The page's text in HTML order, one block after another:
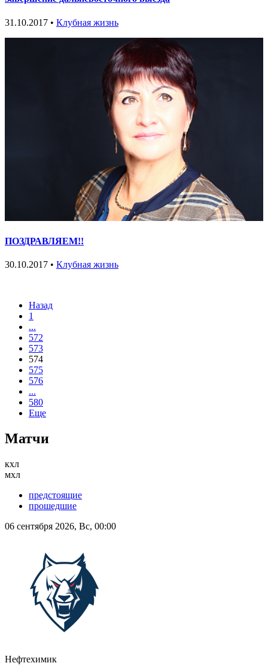
31.10.2017 • Клубная жизнь
ПОЗДРАВЛЯЕМ!!
30.10.2017 • Клубная жизнь
Назад
1
...
572
573
574
575
576
...
580
Еще
Матчи
кхл
мхл
предстоящие
прошедшие
06 сентября 2026, Вс, 00:00
Нефтехимик